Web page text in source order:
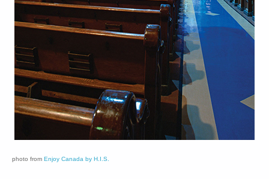
photo from Enjoy Canada by H.I.S.